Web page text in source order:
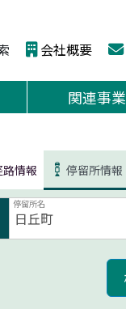
会社概要
関連事業
路情報 停留所情報
停留所名